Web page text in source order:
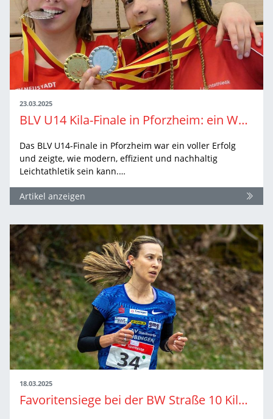
23.03.2025
BLV U14 Kila-Finale in Pforzheim: ein Wettkampf mit Zukunft
Das BLV U14-Finale in Pforzheim war ein voller Erfolg
und zeigte, wie modern, effizient und nachhaltig
Leichtathletik sein kann.…
Artikel anzeigen
18.03.2025
Favoritensiege bei der BW Straße 10 Kilometer